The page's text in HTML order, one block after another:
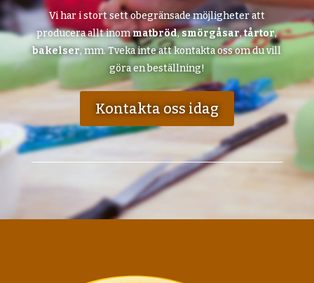
Vi har i stort sett obegränsade möjligheter att
producera allt inommatbröd,smörgåsar,tårtor,
bakelser, mm. Tveka inte att kontakta oss om du vill
göra en beställning!
Kontakta oss idag